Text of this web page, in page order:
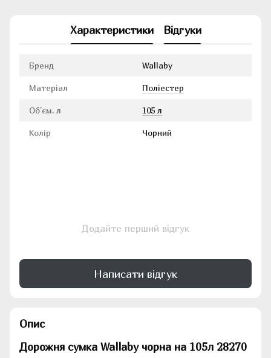
Характеристики Відгуки
Бренд Wallaby
Матеріал Поліестер
Об'єм, л 105 л
Колір Чорний
Додайте перший відгук
Написати відгук
Опис
Дорожня сумка Wallaby чорна на 105л 28270